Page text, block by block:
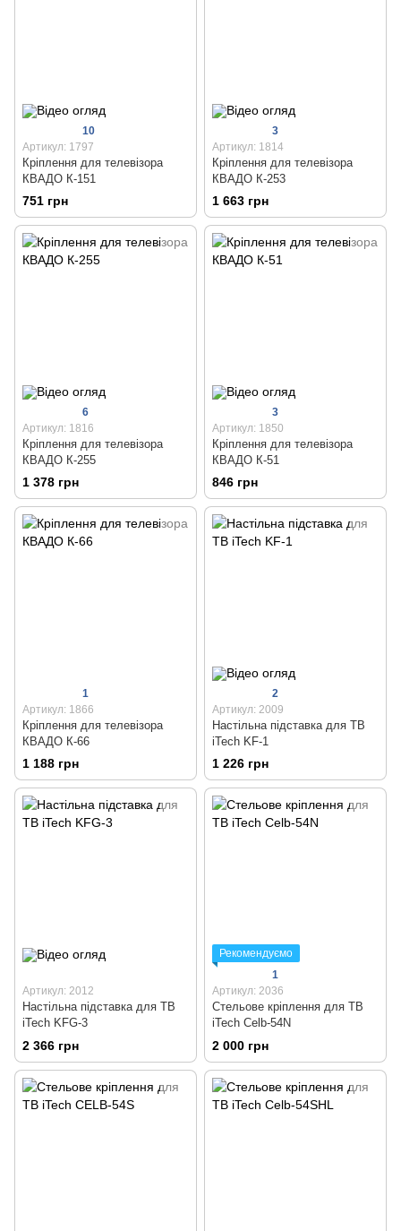
10
Артикул: 1797
Кріплення для телевізора
КВАДО К-151
751 грн
3
Артикул: 1814
Кріплення для телевізора
КВАДО К-253
1 663 грн
6
Артикул: 1816
Кріплення для телевізора
КВАДО К-255
1 378 грн
3
Артикул: 1850
Кріплення для телевізора
КВАДО К-51
846 грн
1
Артикул: 1866
Кріплення для телевізора
КВАДО К-66
1 188 грн
2
Артикул: 2009
Настільна підставка для ТВ
iTech KF-1
1 226 грн
Артикул: 2012
Настільна підставка для ТВ
iTech KFG-3
2 366 грн
Рекомендуємо
1
Артикул: 2036
Стельове кріплення для ТВ
iTech Celb-54N
2 000 грн